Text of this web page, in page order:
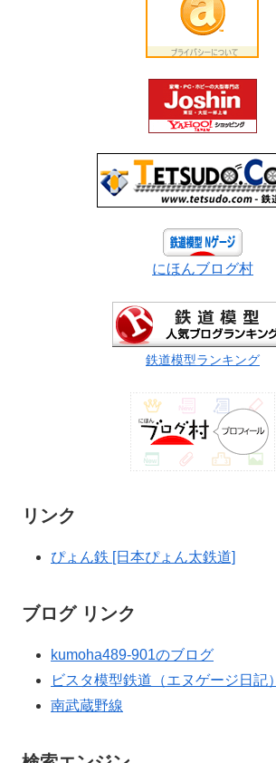
にほんブログ村
鉄道模型ランキング
リンク
ぴょん鉄 [日本ぴょん太鉄道]
ブログ リンク
kumoha489-901のブログ
ビスタ模型鉄道（エヌゲージ日記）
南武蔵野線